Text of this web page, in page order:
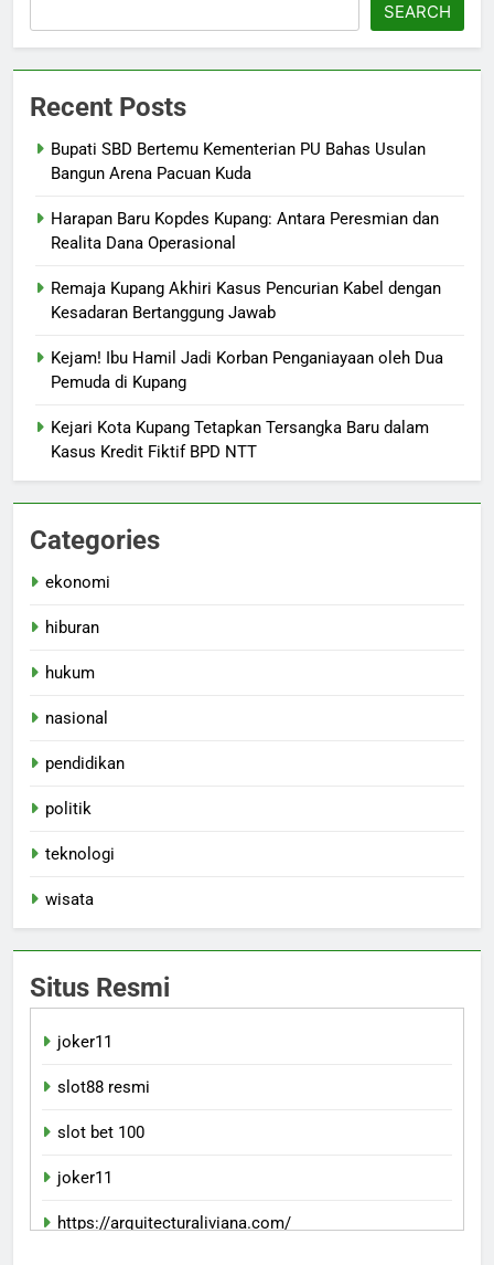
SEARCH
Recent Posts
Bupati SBD Bertemu Kementerian PU Bahas Usulan
Bangun Arena Pacuan Kuda
Harapan Baru Kopdes Kupang: Antara Peresmian dan
Realita Dana Operasional
Remaja Kupang Akhiri Kasus Pencurian Kabel dengan
Kesadaran Bertanggung Jawab
Kejam! Ibu Hamil Jadi Korban Penganiayaan oleh Dua
Pemuda di Kupang
Kejari Kota Kupang Tetapkan Tersangka Baru dalam
Kasus Kredit Fiktif BPD NTT
Categories
ekonomi
hiburan
hukum
nasional
pendidikan
politik
teknologi
wisata
Situs Resmi
joker11
slot88 resmi
slot bet 100
joker11
https://arquitecturaliviana.com/